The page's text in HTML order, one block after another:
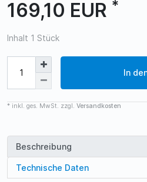
169,10 EUR *
Inhalt 1 Stück
In
* inkl. ges. MwSt. zzgl. Versandkosten
Beschreibung
Technische Daten